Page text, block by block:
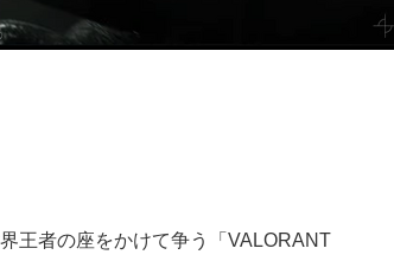
王者の座をかけて争う「VALORANT